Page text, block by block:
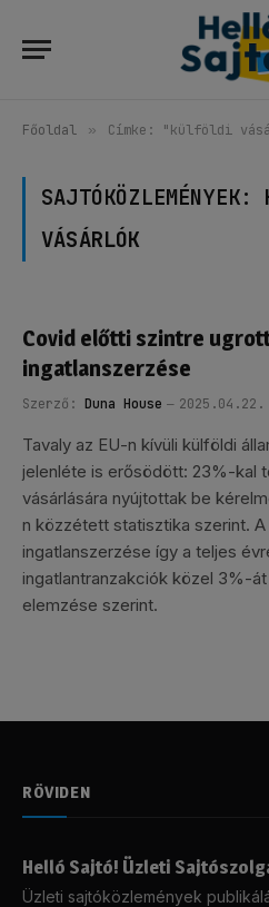
Főoldal » Címke: "külföldi
SAJTÓKÖZLEMÉNYEK:
VÁSÁRLÓK
Covid előtti szintre
ingatlanszerzése
Szerző: Duna House 2025.04.22.
Tavaly az EU-n kívüli külföldi
jelenléte is erősödött: 23%-kal
vásárlására nyújtottak be
n közzétett statisztika szerint.
ingatlanszerzése így a teljes
ingatlantranzakciók közel 3%-
elemzése szerint.
RÖVIDEN
Helló Sajtó! Üzleti
Üzleti sajtóközlemények